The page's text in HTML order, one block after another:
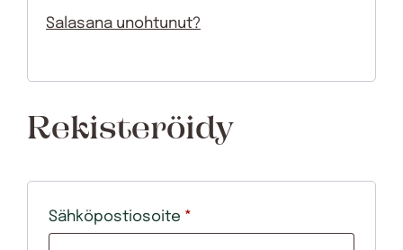
Salasana unohtunut?
Rekisteröidy
Sähköpostiosoite *